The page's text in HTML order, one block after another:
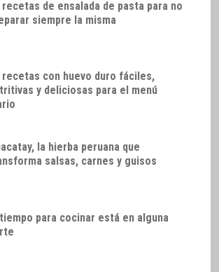
recetas de ensalada de pasta para no
siempre la misma
recetas con huevo duro fáciles,
y deliciosas para el menú
la hierba peruana que
salsas, carnes y guisos
para cocinar está en alguna